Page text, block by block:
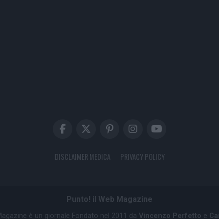
DISCLAIMER MEDICA PRIVACY POLICY
Punto! il Web Magazine
è un giornale Fondato nel 2011 da Vincenzo Perfetto e